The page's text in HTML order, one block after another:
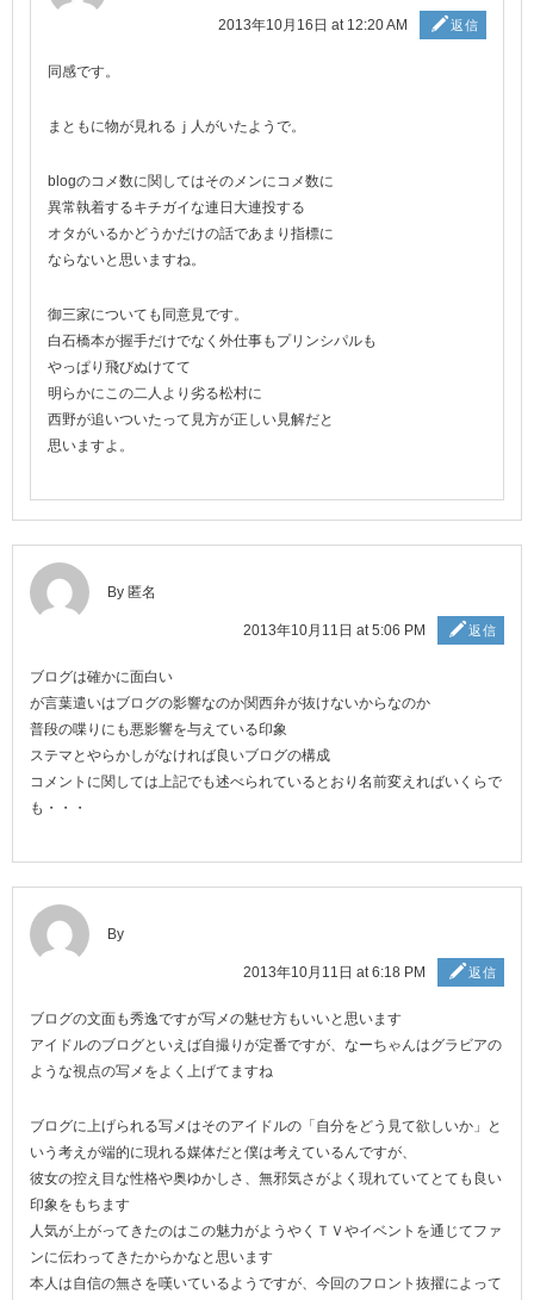
2013年10月16日 at 12:20 AM 返信
同感です。
まともに物が見れるｊ人がいたようで。
blogのコメ数に関してはそのメンにコメ数に
異常執着するキチガイな連日大連投する
オタがいるかどうかだけの話であまり指標に
ならないと思いますね。
御三家についても同意見です。
白石橋本が握手だけでなく外仕事もプリンシパルも
やっぱり飛びぬけてて
明らかにこの二人より劣る松村に
西野が追いついたって見方が正しい見解だと
思いますよ。
By 匿名
2013年10月11日 at 5:06 PM 返信
ブログは確かに面白い
が言葉遣いはブログの影響なのか関西弁が抜けないからなのか
普段の喋りにも悪影響を与えている印象
ステマとやらかしがなければ良いブログの構成
コメントに関しては上記でも述べられているとおり名前変えればいくらで
も・・・
By
2013年10月11日 at 6:18 PM 返信
ブログの文面も秀逸ですが写メの魅せ方もいいと思います
アイドルのブログといえば自撮りが定番ですが、なーちゃんはグラビアの
ような視点の写メをよく上げてますね
ブログに上げられる写メはそのアイドルの「自分をどう見て欲しいか」と
いう考えが端的に現れる媒体だと僕は考えているんですが、
彼女の控え目な性格や奥ゆかしさ、無邪気さがよく現れていてとても良い
印象をもちます
人気が上がってきたのはこの魅力がようやくＴＶやイベントを通じてファ
ンに伝わってきたからかなと思います
本人は自信の無さを嘆いているようですが、今回のフロント抜擢によって